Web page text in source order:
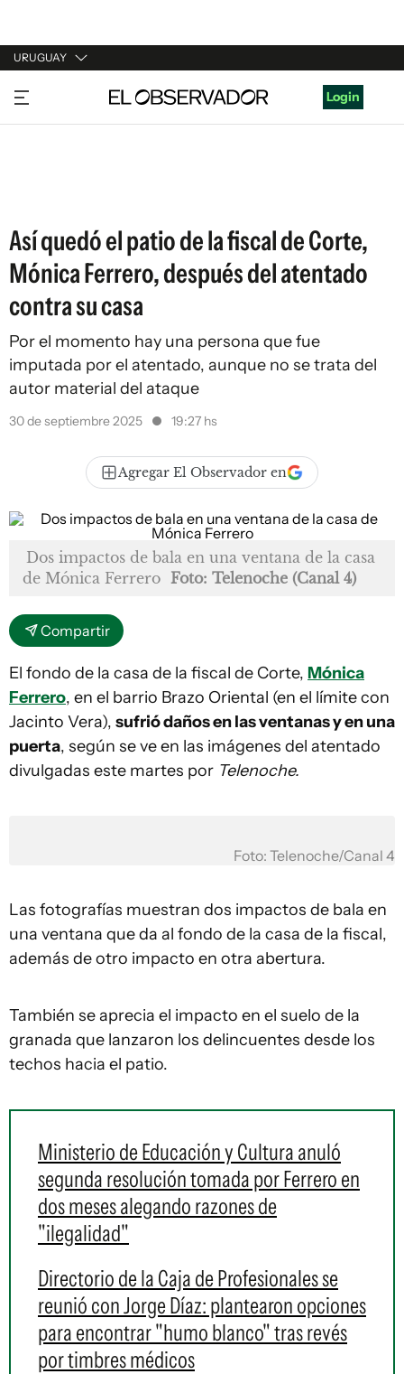
URUGUAY
URUGUAY
ARGENTINA
Login
Así quedó el patio de la fiscal de Corte,
Mónica Ferrero, después del atentado
contra su casa
Por el momento hay una persona que fue
imputada por el atentado, aunque no se trata del
autor material del ataque
30 de septiembre 2025 19:27 hs
Agregar El Observador en
Dos impactos de bala en una ventana de la casa
de Mónica Ferrero Foto: Telenoche (Canal 4)
Compartir
El fondo de la casa de la fiscal de Corte, Mónica
Ferrero, en el barrio Brazo Oriental (en el límite con
Jacinto Vera), sufrió daños en las ventanas y en una
puerta, según se ve en las imágenes del atentado
divulgadas este martes por Telenoche.
Foto: Telenoche/Canal 4
Las fotografías muestran dos impactos de bala en
una ventana que da al fondo de la casa de la fiscal,
además de otro impacto en otra abertura.
También se aprecia el impacto en el suelo de la
granada que lanzaron los delincuentes desde los
techos hacia el patio.
Ministerio de Educación y Cultura anuló
segunda resolución tomada por Ferrero en
dos meses alegando razones de
"ilegalidad"
Directorio de la Caja de Profesionales se
reunió con Jorge Díaz: plantearon opciones
para encontrar "humo blanco" tras revés
por timbres médicos